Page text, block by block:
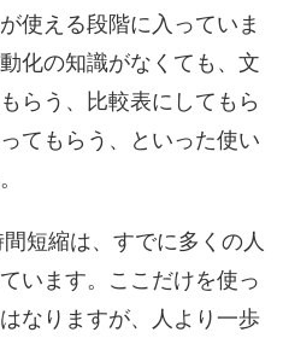
使える段階に入っていま
化の知識がなくても、文
らう、比較表にしてもら
てもらう、といった使い
短縮は、すでに多くの人
います。ここだけを使っ
なりますが、人より一歩